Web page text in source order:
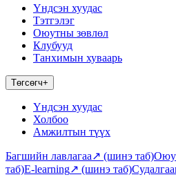
Үндсэн хуудас
Тэтгэлэг
Оюутны зөвлөл
Клубууд
Танхимын хуваарь
Төгсөгч+
Үндсэн хуудас
Холбоо
Амжилтын түүх
Багшийн лавлагаа↗ (шинэ таб)
таб)E-learning↗ (шинэ таб)